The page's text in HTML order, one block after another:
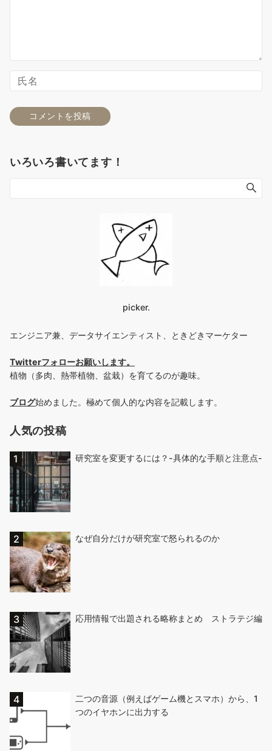
いろいろ書いてます！
picker.
エンジニア兼、データサイエンティスト、ときどきマーケター
Twitterフォローお願いします。
植物（多肉、熱帯植物、盆栽）を育てるのが趣味。
ブログ始めました。極めて個人的な内容を記載します。
人気の投稿
研究室を変更するには？-具体的な手順と注意点-
なぜ自分だけが研究室で怒られるのか
応用情報で出題される略称まとめ ストラテジ編
二つの音源（例えばゲーム機とスマホ）から、1
つのイヤホンに出力する